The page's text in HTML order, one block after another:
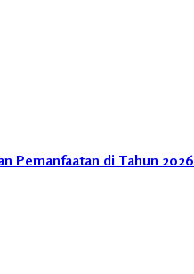
Pemanfaatan di Tahun 2026